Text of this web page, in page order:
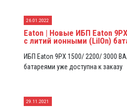
26.01.2022
Eaton | Новые ИБП Eaton
с литий ионными (LiIOn)
ИБП Eaton 9PX 1500/ 2200/ 3000
батареями уже доступна к заказу
29.11.2021